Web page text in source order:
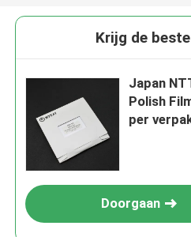
Krijg de
Japan
Polish
per
Doorgaan